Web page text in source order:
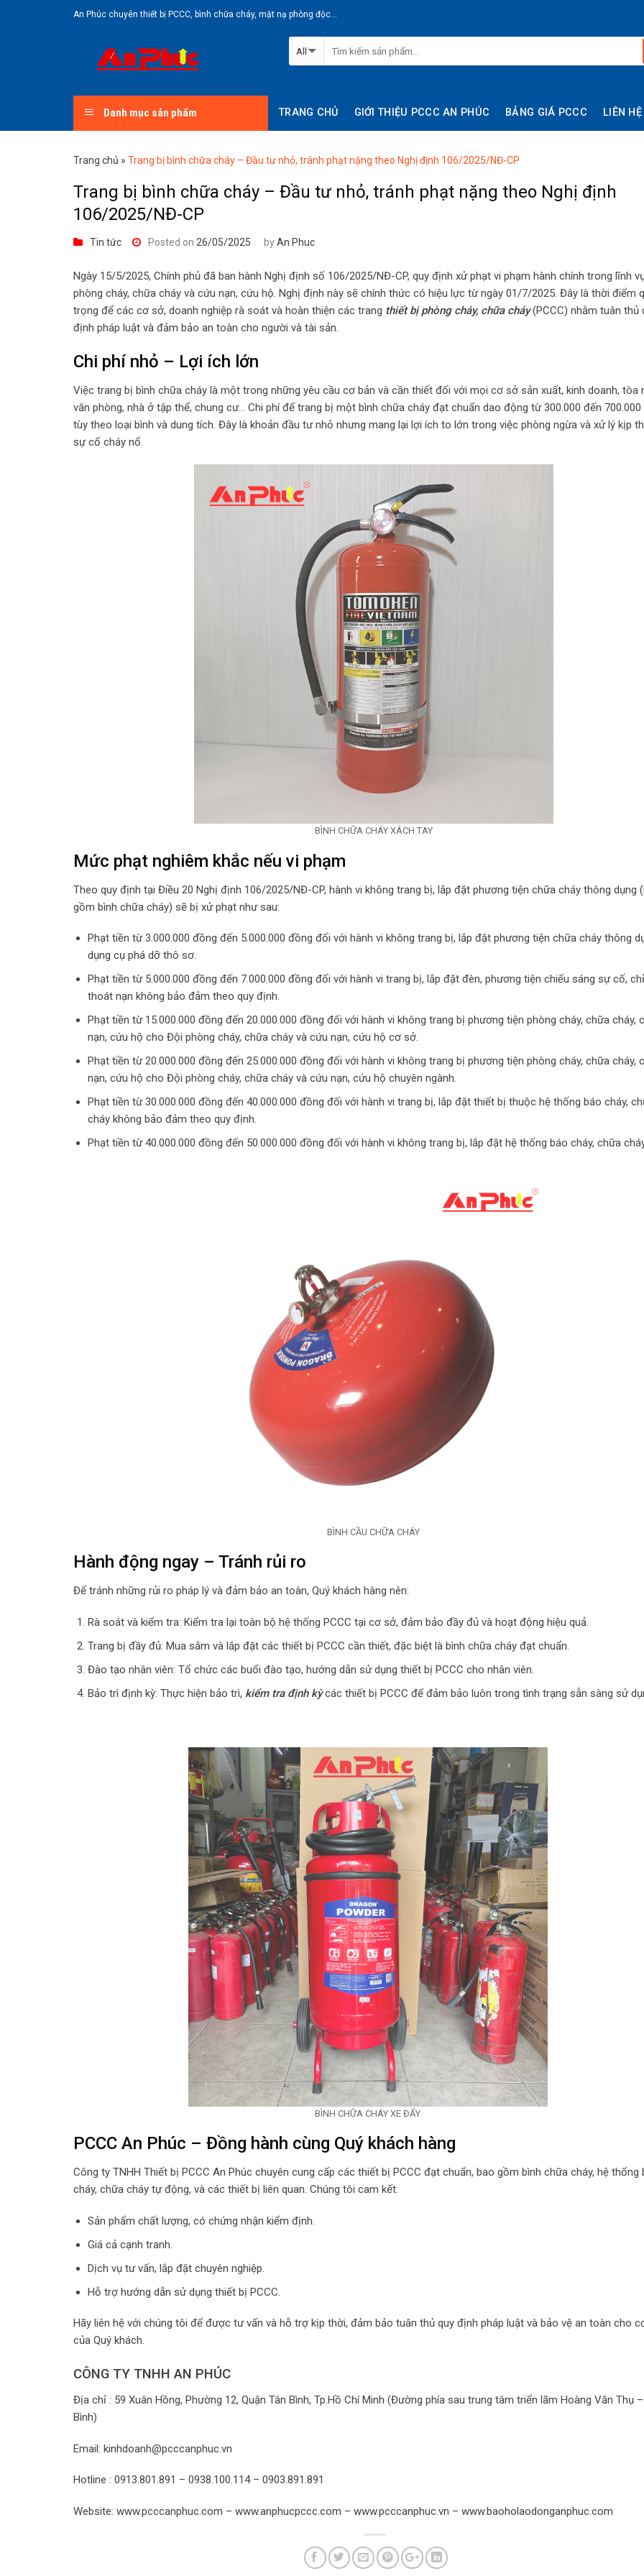
An Phúc chuyên thiết bị PCCC, bình chữa cháy, mặt nạ phòng độc...
Danh mục sản phẩm TRANG CHỦ GIỚI THIỆU PCCC AN PHÚC BẢNG GIÁ PCCC LIÊN HỆ
Trang chủ » Trang bị bình chữa cháy – Đầu tư nhỏ, tránh phạt nặng theo Nghị định 106/2025/NĐ-CP
Trang bị bình chữa cháy – Đầu tư nhỏ, tránh phạt nặng theo Nghị định
106/2025/NĐ-CP
Tin tức Posted on 26/05/2025 byAn Phuc
Ngày 15/5/2025, Chính phủ đã ban hành Nghị định số 106/2025/NĐ-CP, quy định xử phạt vi phạm hành chính trong lĩnh
phòng cháy, chữa cháy và cứu nạn, cứu hộ. Nghị định này sẽ chính thức có hiệu lực từ ngày 01/7/2025. Đây là thời điểm
trọng để các cơ sở, doanh nghiệp rà soát và hoàn thiện các trang thiết bị phòng cháy, chữa cháy(PCCC) nhằm tuân thủ
định pháp luật và đảm bảo an toàn cho người và tài sản.
Chi phí nhỏ – Lợi ích lớn
Việc trang bị bình chữa cháy là một trong những yêu cầu cơ bản và cần thiết đối với mọi cơ sở sản xuất, kinh doanh, tòa
văn phòng, nhà ở tập thể, chung cư… Chi phí để trang bị một bình chữa cháy đạt chuẩn dao động từ 300.000 đến 700.000
tùy theo loại bình và dung tích. Đây là khoản đầu tư nhỏ nhưng mang lại lợi ích to lớn trong việc phòng ngừa và xử lý kịp
sự cố cháy nổ.
BÌNH CHỮA CHÁY XÁCH TAY
Mức phạt nghiêm khắc nếu vi phạm
Theo quy định tại Điều 20 Nghị định 106/2025/NĐ-CP, hành vi không trang bị, lắp đặt phương tiện chữa cháy thông dụng
gồm bình chữa cháy) sẽ bị xử phạt như sau:
Phạt tiền từ 3.000.000 đồng đến 5.000.000 đồng đối với hành vi không trang bị, lắp đặt phương tiện chữa cháy thông
dụng cụ phá dỡ thô sơ.
Phạt tiền từ 5.000.000 đồng đến 7.000.000 đồng đối với hành vi trang bị, lắp đặt đèn, phương tiện chiếu sáng sự cố,
thoát nạn không bảo đảm theo quy định.
Phạt tiền từ 15.000.000 đồng đến 20.000.000 đồng đối với hành vi không trang bị phương tiện phòng cháy, chữa cháy,
nạn, cứu hộ cho Đội phòng cháy, chữa cháy và cứu nạn, cứu hộ cơ sở.
Phạt tiền từ 20.000.000 đồng đến 25.000.000 đồng đối với hành vi không trang bị phương tiện phòng cháy, chữa cháy,
nạn, cứu hộ cho Đội phòng cháy, chữa cháy và cứu nạn, cứu hộ chuyên ngành.
Phạt tiền từ 30.000.000 đồng đến 40.000.000 đồng đối với hành vi trang bị, lắp đặt thiết bị thuộc hệ thống báo cháy,
cháy không bảo đảm theo quy định.
Phạt tiền từ 40.000.000 đồng đến 50.000.000 đồng đối với hành vi không trang bị, lắp đặt hệ thống báo cháy, chữa
BÌNH CẦU CHỮA CHÁY
Hành động ngay – Tránh rủi ro
Để tránh những rủi ro pháp lý và đảm bảo an toàn, Quý khách hàng nên:
Rà soát và kiểm tra: Kiểm tra lại toàn bộ hệ thống PCCC tại cơ sở, đảm bảo đầy đủ và hoạt động hiệu quả.
Trang bị đầy đủ: Mua sắm và lắp đặt các thiết bị PCCC cần thiết, đặc biệt là bình chữa cháy đạt chuẩn.
Đào tạo nhân viên: Tổ chức các buổi đào tạo, hướng dẫn sử dụng thiết bị PCCC cho nhân viên.
Bảo trì định kỳ: Thực hiện bảo trì, kiểm tra định kỳ các thiết bị PCCC để đảm bảo luôn trong tình trạng sẵn sàng sử
BÌNH CHỮA CHÁY XE ĐẨY
PCCC An Phúc – Đồng hành cùng Quý khách hàng
Công ty TNHH Thiết bị PCCC An Phúc chuyên cung cấp các thiết bị PCCC đạt chuẩn, bao gồm bình chữa cháy, hệ thống
cháy, chữa cháy tự động, và các thiết bị liên quan. Chúng tôi cam kết:
Sản phẩm chất lượng, có chứng nhận kiểm định.
Giá cả cạnh tranh.
Dịch vụ tư vấn, lắp đặt chuyên nghiệp.
Hỗ trợ hướng dẫn sử dụng thiết bị PCCC.
Hãy liên hệ với chúng tôi để được tư vấn và hỗ trợ kịp thời, đảm bảo tuân thủ quy định pháp luật và bảo vệ an toàn cho
của Quý khách.
CÔNG TY TNHH AN PHÚC
Địa chỉ : 59 Xuân Hồng, Phường 12, Quận Tân Bình, Tp.Hồ Chí Minh (Đường phía sau trung tâm triển lãm Hoàng Văn Thụ
Bình)
Email: kinhdoanh@pcccanphuc.vn
Hotline : 0913.801.891 – 0938.100.114 – 0903.891.891
Website: www.pcccanphuc.com – www.anphucpccc.com – www.pcccanphuc.vn – www.baoholaodonganphuc.com